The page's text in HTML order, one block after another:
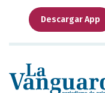
Descargar App